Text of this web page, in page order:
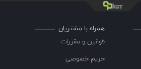
همراه با مشتریان
قوانین و مقررات
حریم خصوصی